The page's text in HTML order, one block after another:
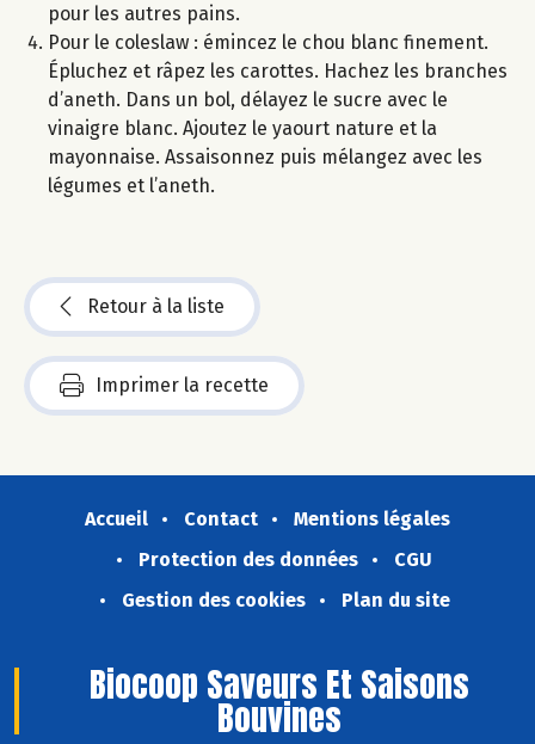
pour les autres pains.
Pour le coleslaw : émincez le chou blanc finement.
Épluchez et râpez les carottes. Hachez les branches
d’aneth. Dans un bol, délayez le sucre avec le
vinaigre blanc. Ajoutez le yaourt nature et la
mayonnaise. Assaisonnez puis mélangez avec les
légumes et l’aneth.
Retour à la liste
Imprimer la recette
Accueil Contact
Mentions légales
Protection des données
CGU
Gestion des cookies
Plan du site
Biocoop Saveurs Et Saisons
Bouvines